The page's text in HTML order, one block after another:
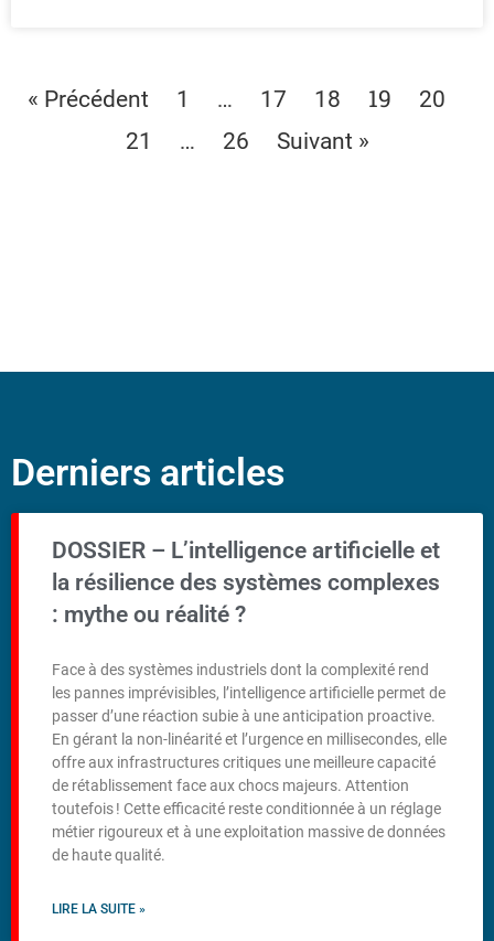
« Précédent 1 … 17 18 19
20
21
… 26 Suivant »
Derniers articles
DOSSIER – L’intelligence artificielle et
la résilience des systèmes complexes
: mythe ou réalité ?
Face à des systèmes industriels dont la complexité rend
les pannes imprévisibles, l’intelligence artificielle permet de
passer d’une réaction subie à une anticipation proactive.
En gérant la non-linéarité et l’urgence en millisecondes, elle
offre aux infrastructures critiques une meilleure capacité
de rétablissement face aux chocs majeurs. Attention
toutefois ! Cette efficacité reste conditionnée à un réglage
métier rigoureux et à une exploitation massive de données
de haute qualité.
LIRE LA SUITE »